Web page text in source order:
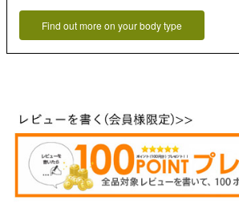
Find out more on your body type